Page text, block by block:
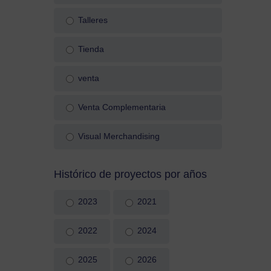
Talleres
Tienda
venta
Venta Complementaria
Visual Merchandising
Histórico de proyectos por años
2023 2021
2022 2024
2025 2026